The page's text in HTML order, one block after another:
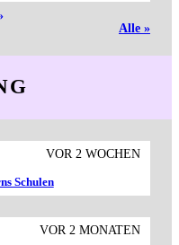
Alle »
VOR 2 WOCHEN
Schulen
VOR 2 MONATEN